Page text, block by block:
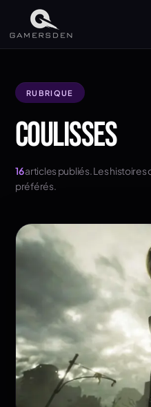
RUBRIQUE
COULISSES
16articles publiés.Les histoires
préférés.